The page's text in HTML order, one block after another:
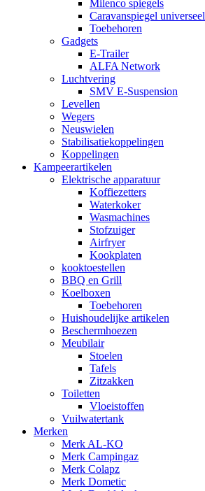
Milenco spiegels
Caravanspiegel universeel
Toebehoren
Gadgets
E-Trailer
ALFA Network
Luchtvering
SMV E-Suspension
Levellen
Wegers
Neuswielen
Stabilisatiekoppelingen
Koppelingen
Kampeerartikelen
Elektrische apparatuur
Koffiezetters
Waterkoker
Wasmachines
Stofzuiger
Airfryer
Kookplaten
kooktoestellen
BBQ en Grill
Koelboxen
Toebehoren
Huishoudelijke artikelen
Beschermhoezen
Meubilair
Stoelen
Tafels
Zitzakken
Toiletten
Vloeistoffen
Vuilwatertank
Merken
Merk AL-KO
Merk Campingaz
Merk Colapz
Merk Dometic